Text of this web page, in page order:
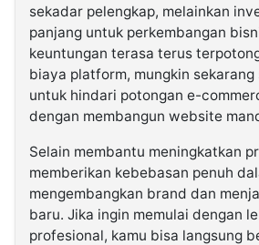
sekadar pelengkap, melainkan
panjang untuk perkembangan
keuntungan terasa terus
biaya platform, mungkin
untuk hindari potongan e-
dengan membangun website
Selain membantu meningkatkan
memberikan kebebasan penuh
mengembangkan brand dan
baru. Jika ingin memulai dengan
profesional, kamu bisa langsung